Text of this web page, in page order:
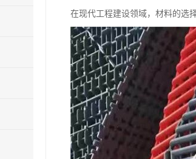
在现代工程建设领域，材料的选